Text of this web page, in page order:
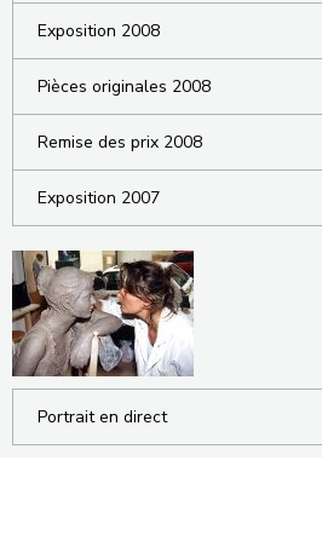
Exposition 2008
Pièces originales 2008
Remise des prix 2008
Exposition 2007
Portrait en direct